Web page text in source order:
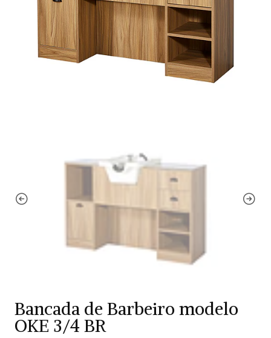
Bancada de Barbeiro modelo
OKE 3/4 BR